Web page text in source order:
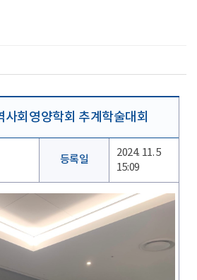
사회영양학회 추계학술대회
등록일
2024. 11. 5
15:09